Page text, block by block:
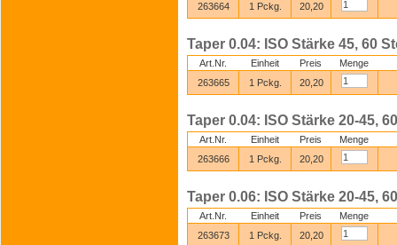
263664
1 Pckg. 20,20
Taper 0.04: ISO Stärke 45, 60
Art.Nr. Einheit Preis
Menge
263665
1 Pckg. 20,20
Taper 0.04: ISO Stärke 20-45,
Art.Nr. Einheit Preis
Menge
263666
1 Pckg. 20,20
Taper 0.06: ISO Stärke 20-45,
Art.Nr. Einheit Preis
Menge
263673
1 Pckg. 20,20